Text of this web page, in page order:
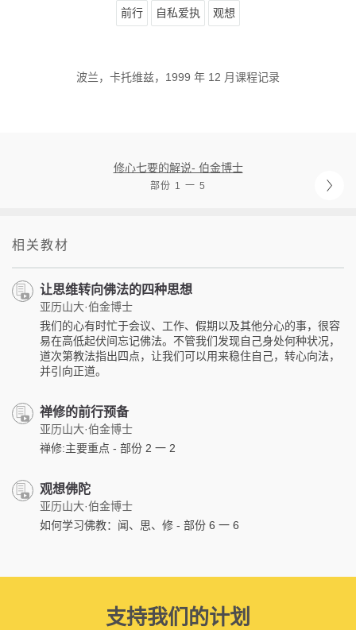
前行 自私爱执 观想
波兰，卡托维兹，1999 年 12 月课程记录
修心七要的解说- 伯金博士
部份 1 一 5
相关教材
让思维转向佛法的四种思想
亚历山大·伯金博士
我们的心有时忙于会议、工作、假期以及其他分心的事，很容
易在高低起伏间忘记佛法。不管我们发现自己身处何种状况，
道次第教法指出四点，让我们可以用来稳住自己，转心向法，
并引向正道。
禅修的前行预备
亚历山大·伯金博士
禅修:主要重点 - 部份 2 一 2
观想佛陀
亚历山大·伯金博士
如何学习佛教：闻、思、修 - 部份 6 一 6
支持我们的计划